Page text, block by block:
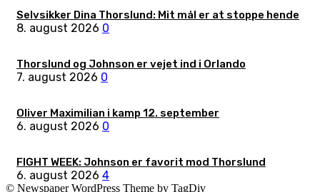
Selvsikker Dina Thorslund: Mit mål er at stoppe hende
8. august 2026 0
Thorslund og Johnson er vejet ind i Orlando
7. august 2026 0
Oliver Maximilian i kamp 12. september
6. august 2026 0
FIGHT WEEK: Johnson er favorit mod Thorslund
6. august 2026 4
© Newspaper WordPress Theme by TagDiv